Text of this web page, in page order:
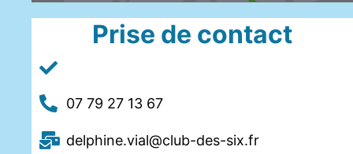
Prise de contact
07 79 27 13 67
delphine.vial@club-des-six.fr